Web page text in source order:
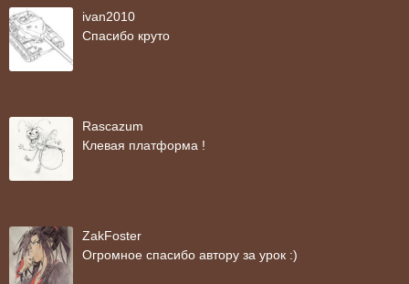
ivan2010
Спасибо круто
Rascazum
Клевая платформа !
ZakFoster
Огромное спасибо автору за урок :)